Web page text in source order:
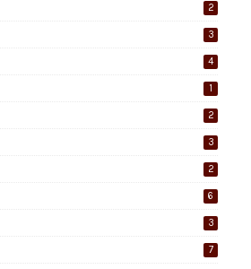
2
3
4
1
2
3
2
6
3
7